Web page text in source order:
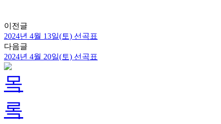
이전글
2024년 4월 13일(토) 선곡표
다음글
2024년 4월 20일(토) 선곡표